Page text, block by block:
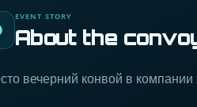
EVENT STORY
About the
вечерний конвой в